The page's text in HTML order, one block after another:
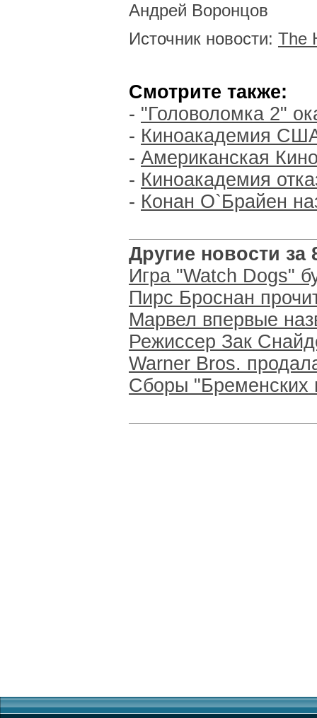
Андрей Воронцов
Источник новости: The
Смотрите также:
- "Головоломка 2"
- Киноакадемия
- Американская
- Киноакадемия
- Конан О`Брайен
Другие новости за
Игра "Watch Dogs"
Пирс Броснан
Марвел впервые
Режиссер Зак
Warner Bros.
Сборы "Бременских